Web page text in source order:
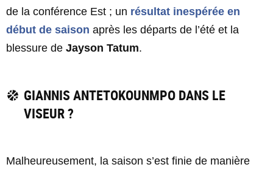
de la conférence Est ; un résultat inespérée en
début de saison après les départs de l’été et la
blessure de Jayson Tatum.
GIANNIS ANTETOKOUNMPO DANS LE
VISEUR ?
Malheureusement, la saison s’est finie de manière